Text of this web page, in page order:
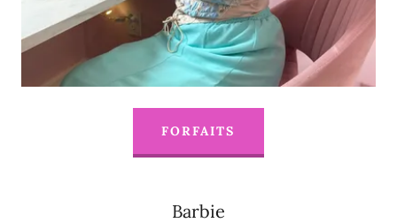
FORFAITS
Barbie